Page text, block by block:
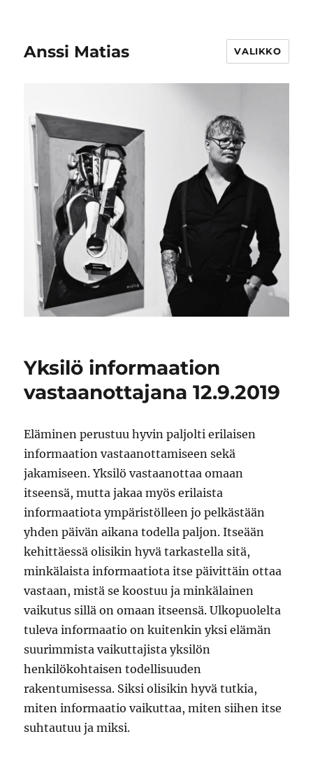
Anssi Matias VALIKKO
Yksilö informaation
vastaanottajana 12.9.2019
Eläminen perustuu hyvin paljolti erilaisen
informaation vastaanottamiseen sekä
jakamiseen. Yksilö vastaanottaa omaan
itseensä, mutta jakaa myös erilaista
informaatiota ympäristölleen jo pelkästään
yhden päivän aikana todella paljon. Itseään
kehittäessä olisikin hyvä tarkastella sitä,
minkälaista informaatiota itse päivittäin ottaa
vastaan, mistä se koostuu ja minkälainen
vaikutus sillä on omaan itseensä. Ulkopuolelta
tuleva informaatio on kuitenkin yksi elämän
suurimmista vaikuttajista yksilön
henkilökohtaisen todellisuuden
rakentumisessa. Siksi olisikin hyvä tutkia,
miten informaatio vaikuttaa, miten siihen itse
suhtautuu ja miksi.